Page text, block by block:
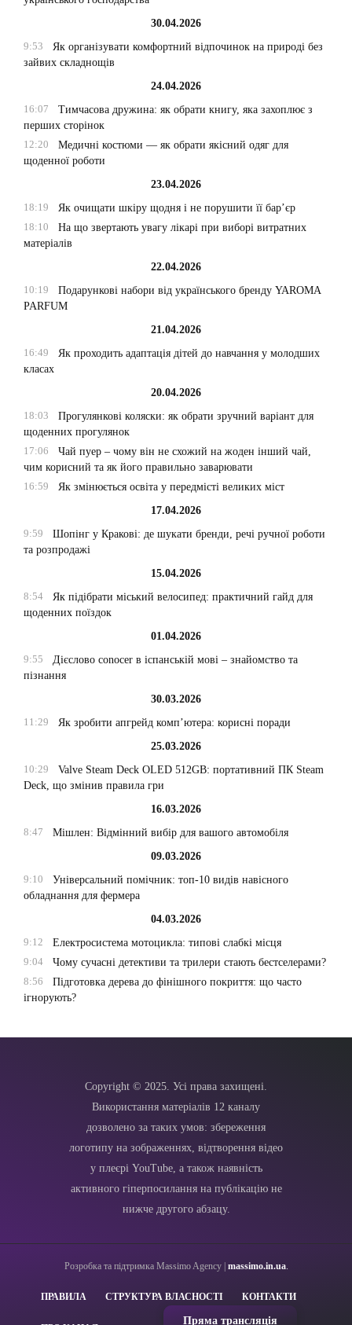
30.04.2026
9:53
Як організувати комфортний відпочинок на природі без
зайвих складнощів
24.04.2026
16:07
Тимчасова дружина: як обрати книгу, яка захоплює з
перших сторінок
12:20
Медичні костюми — як обрати якісний одяг для
щоденної роботи
23.04.2026
18:19
Як очищати шкіру щодня і не порушити її бар’єр
18:10
На що звертають увагу лікарі при виборі витратних
матеріалів
22.04.2026
10:19
Подарункові набори від українського бренду YAROMA
PARFUM
21.04.2026
16:49
Як проходить адаптація дітей до навчання у молодших
класах
20.04.2026
18:03
Прогулянкові коляски: як обрати зручний варіант для
щоденних прогулянок
17:06
Чай пуер – чому він не схожий на жоден інший чай,
чим корисний та як його правильно заварювати
16:59
Як змінюється освіта у передмісті великих міст
17.04.2026
9:59
Шопінг у Кракові: де шукати бренди, речі ручної роботи
та розпродажі
15.04.2026
8:54
Як підібрати міський велосипед: практичний гайд для
щоденних поїздок
01.04.2026
9:55
Дієслово conocer в іспанській мові – знайомство та
пізнання
30.03.2026
11:29
Як зробити апгрейд комп’ютера: корисні поради
25.03.2026
10:29
Valve Steam Deck OLED 512GB: портативний ПК Steam
Deck, що змінив правила гри
16.03.2026
8:47
Мішлен: Відмінний вибір для вашого автомобіля
09.03.2026
9:10
Універсальний помічник: топ-10 видів навісного
обладнання для фермера
04.03.2026
9:12
Електросистема мотоцикла: типові слабкі місця
9:04
Чому сучасні детективи та трилери стають бестселерами?
8:56
Підготовка дерева до фінішного покриття: що часто
ігнорують?
Copyright © 2025. Усі права захищені.
Використання матеріалів 12 каналу
дозволено за таких умов: збереження
логотипу на зображеннях, відтворення відео
у плеєрі YouTube, а також наявність
активного гіперпосилання на публікацію не
нижче другого абзацу.
Розробка та підтримка Massimo Agency | massimo.in.ua.
ПРАВИЛА СТРУКТУРА ВЛАСНОСТІ КОНТАКТИ
Пряма трансляція